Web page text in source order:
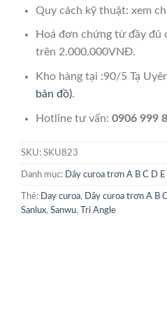
Quy cách kỹ thuật: xem
Hoá đơn chứng từ đầy đủ
trên 2.000.000VNĐ.
Kho hàng tại :90/5 Tạ
bản đồ).
Hotline tư vấn: 0906 999
SKU: SKU823
Danh mục: Dây curoa trơn A B C D E
Thẻ: Day curoa,
Dây curoa trơn A B
Sanlux, Sanwu, Tri Angle